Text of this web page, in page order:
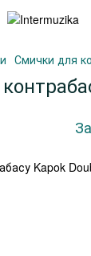
Смички для